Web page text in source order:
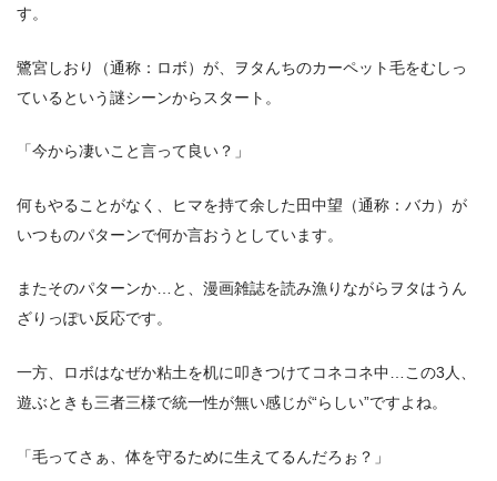
す。
鷺宮しおり（通称：ロボ）が、ヲタんちのカーペット毛をむしっ
ているという謎シーンからスタート。
「今から凄いこと言って良い？」
何もやることがなく、ヒマを持て余した田中望（通称：バカ）が
いつものパターンで何か言おうとしています。
またそのパターンか…と、漫画雑誌を読み漁りながらヲタはうん
ざりっぽい反応です。
一方、ロボはなぜか粘土を机に叩きつけてコネコネ中…この3人、
遊ぶときも三者三様で統一性が無い感じが“らしい”ですよね。
「毛ってさぁ、体を守るために生えてるんだろぉ？」